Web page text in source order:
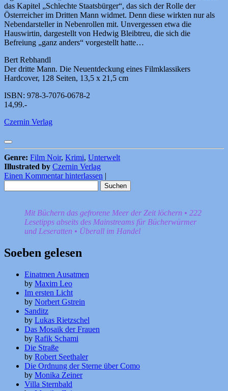
das Kapitel „Schlechte Staatsbürger“, das sich der Rolle der
Österreicher im Dritten Mann widmet. Denn diese wirkten nur als
Nebendarsteller in Nebenrollen mit. Unvergessen etwa die
Hauswirtin, dargestellt von Hedwig Bleibtreu, die sich die
Befreiung „ganz anders“ vorgestellt hatte…
Bert Rebhandl
Der dritte Mann. Die Neuentdeckung eines Filmklassikers
Hardcover, 128 Seiten, 13,5 x 21,5 cm
ISBN: 978-3-7076-0678-2
14,99.-
Czernin Verlag
Genre: Film Noir, Krimi, Unterwelt
Illustrated by Czernin Verlag
Einen Kommentar hinterlassen |
nach:
Mit Büchern das gefrorene Meer der Zeit löchern • 222
Lesetipps abseits des Mainstreams für Bücherwürmer
und Leseratten • Überall im Handel
Soeben gelesen
Einatmen Ausatmen
by Maxim Leo
Im ersten Licht
by Norbert Gstrein
Sanditz
by Lukas Rietzschel
Das Mosaik der Frauen
by Rafik Schami
Die Straße
by Robert Seethaler
Die Ordnung der Sterne über Como
by Monika Zeiner
Villa Sternbald